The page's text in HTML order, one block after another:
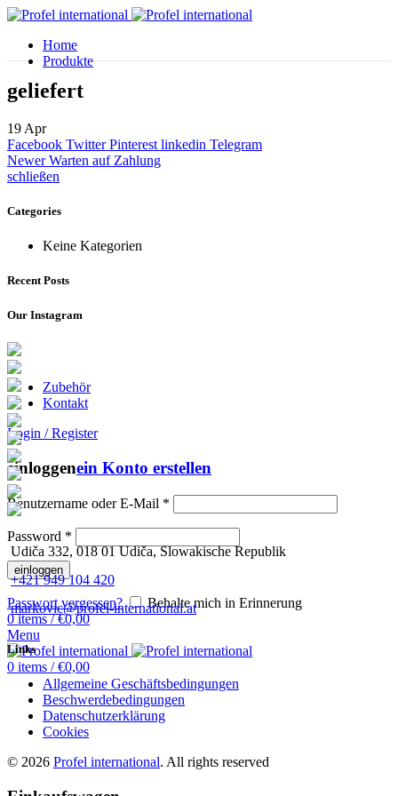
Home
Produkte
Zubehör
Kontakt
Login / Register
einloggenein Konto erstellen
Benutzername oder E-Mail *
Password *
einloggen
Passwort vergessen?
Behalte mich in Erinnerung
0items / €0,00
Menu
0 items / €0,00
geliefert
19 Apr
Facebook Twitter Pinterest linkedin Telegram
Newer Warten auf Zahlung
schließen
Categories
Keine Kategorien
Recent Posts
Our Instagram
Udiča 332, 018 01 Udiča, Slowakische Republik
+421 949 104 420
markovic@profel-international.at
Links
Allgemeine Geschäftsbedingungen
Beschwerdebedingungen
Datenschutzerklärung
Cookies
© 2026 Profel international. All rights reserved